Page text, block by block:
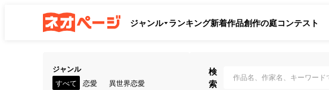
ジャンル ランキング新着作品創作の庭コンテスト
ジャンル
すべて
恋愛
異世界恋愛
検
索